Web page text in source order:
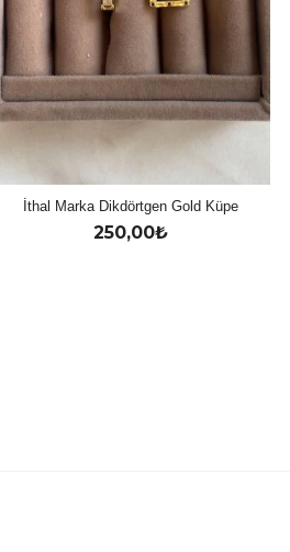
İthal Marka Dikdörtgen Gold Küpe
250,00₺